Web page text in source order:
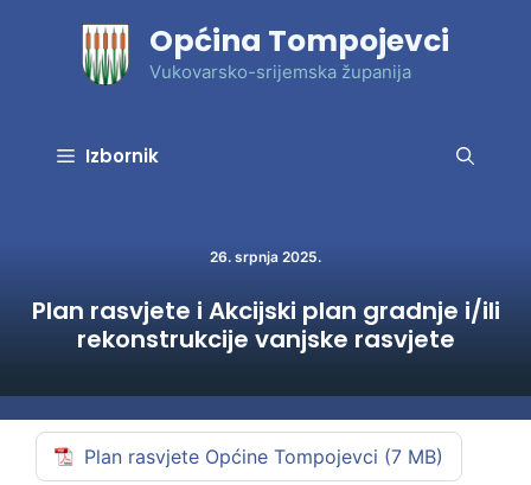
Općina Tompojevci
Vukovarsko-srijemska županija
Izbornik
26. srpnja 2025.
Plan rasvjete i Akcijski plan gradnje i/ili
rekonstrukcije vanjske rasvjete
Plan rasvjete Općine Tompojevci